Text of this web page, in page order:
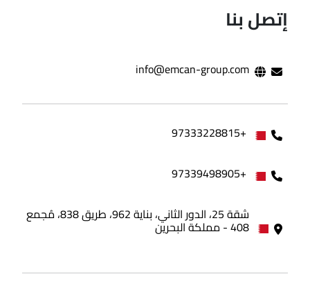
إتصل بنا
info@emcan-group.com
+97333228815
+97339498905
شقة 25، الدور الثاني، بناية 962، طريق 838، مُجمع
408 - مملكة البحرين